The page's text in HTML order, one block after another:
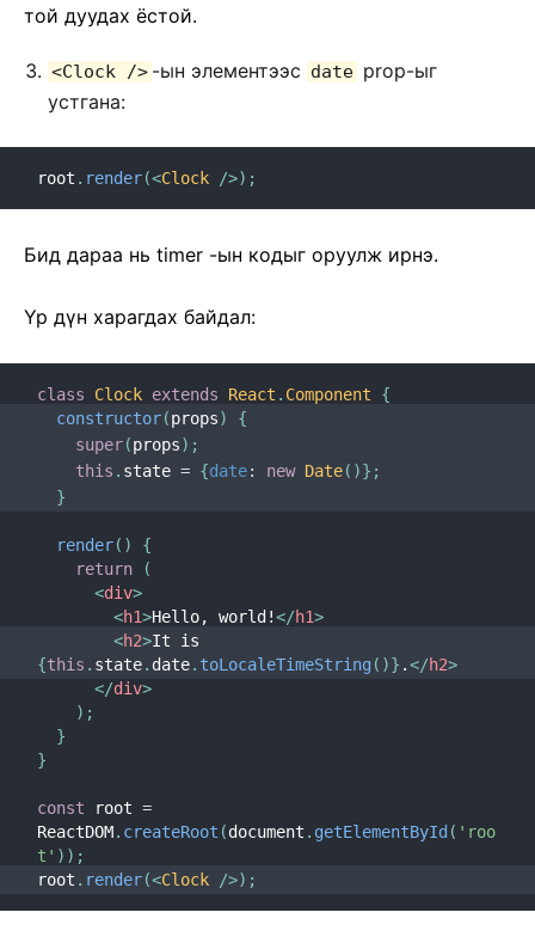
той дуудах ёстой.
<Clock /> -ын элементээс date prop-ыг
устгана:
root . render(<Clock />) ;
Бид дараа нь timer -ын кодыг оруулж ирнэ.
Үр дүн харагдах байдал:
class Clock extends React . Component
{
constructor(props)
{
super(props) ;
this . state = {date: new Date( )} ;
}
render( )
{
return
(
<div>
<h1>Hello, world!</h1>
<h2>
{this . state. date. toLocaleTimeString ( )} .</h2>
</div>
) ;
}
}
const root =
ReactDOM. createRoot (document . getElementById ( 'roo
t' ) ) ;
root . render(<Clock />) ;